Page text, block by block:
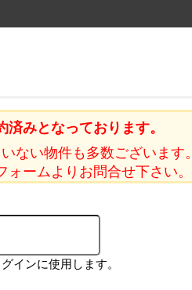
みとなっております。
ない物件も多数ございます。
ームよりお問合せ下さい。
インに使用します。